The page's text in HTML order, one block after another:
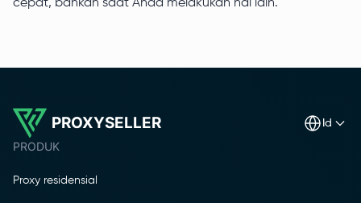
cepat, bahkan saat Anda melakukan hal lain.
PROXYSELLER id
PRODUK
Proxy residensial